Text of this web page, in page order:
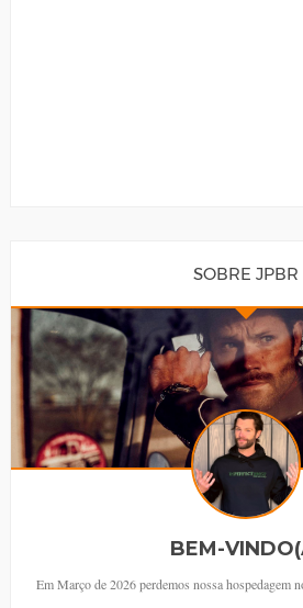
SOBRE JPBR
BEM-
Em Março de 2026 perdemos nossa hospedagem